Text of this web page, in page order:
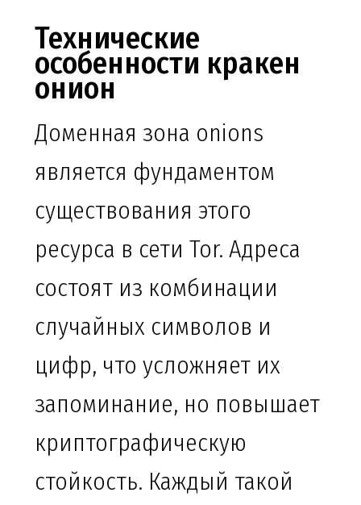
Технические
особенности кракен
онион
Доменная зона onions
является фундаментом
существования этого
ресурса в сети Tor. Адреса
состоят из комбинации
случайных символов и
цифр, что усложняет их
запоминание, но повышает
криптографическую
стойкость. Каждый такой